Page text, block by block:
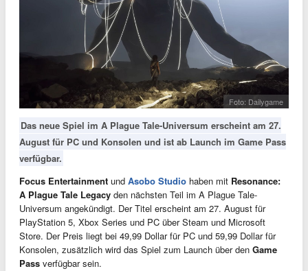
Foto: Dailygame
Das neue Spiel im A Plague Tale-Universum erscheint am 27.
August für PC und Konsolen und ist ab Launch im Game Pass
verfügbar.
Focus Entertainment und Asobo Studio haben mit Resonance:
A Plague Tale Legacy den nächsten Teil im A Plague Tale-
Universum angekündigt. Der Titel erscheint am 27. August für
PlayStation 5, Xbox Series und PC über Steam und Microsoft
Store. Der Preis liegt bei 49,99 Dollar für PC und 59,99 Dollar für
Konsolen, zusätzlich wird das Spiel zum Launch über den Game
Pass verfügbar sein.